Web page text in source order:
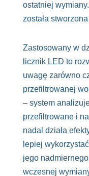
ostatniej
została
Zastosowany w
licznik LED to
uwagę zarówno
przefiltrowanej
– system
przefiltrowane i
nadal działa
lepiej
jego
wczesnej